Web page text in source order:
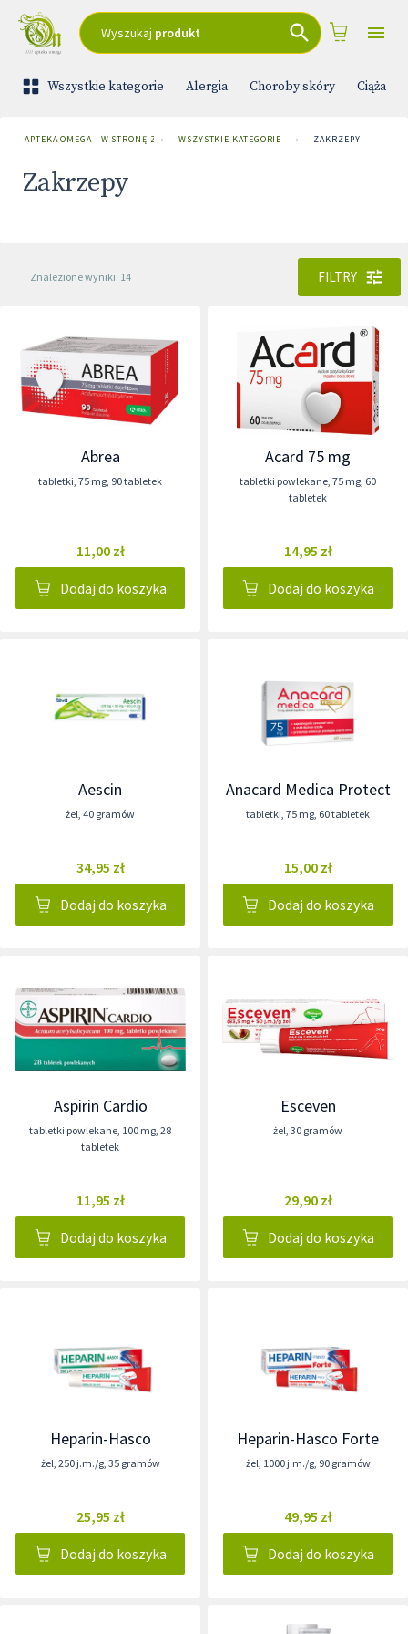
Wyszukaj produkt
Wszystkie kategorie Alergia Choroby skóry Ciąża i
APTEKA OMEGA - W STRONĘ ZDROWIA
› WSZYSTKIE KATEGORIE › ZAKRZEPY
Zakrzepy
Znalezione wyniki: 14 FILTRY
Abrea
tabletki, 75 mg, 90 tabletek
11,00 zł
Dodaj do koszyka
Acard 75 mg
tabletki powlekane, 75 mg, 60
tabletek
14,95 zł
Dodaj do koszyka
Aescin
żel, 40 gramów
34,95 zł
Dodaj do koszyka
Anacard Medica Protect
tabletki, 75 mg, 60 tabletek
15,00 zł
Dodaj do koszyka
Aspirin Cardio
tabletki powlekane, 100 mg, 28
tabletek
11,95 zł
Dodaj do koszyka
Esceven
żel, 30 gramów
29,90 zł
Dodaj do koszyka
Heparin-Hasco
żel, 250 j.m./g, 35 gramów
25,95 zł
Dodaj do koszyka
Heparin-Hasco Forte
żel, 1000 j.m./g, 90 gramów
49,95 zł
Dodaj do koszyka